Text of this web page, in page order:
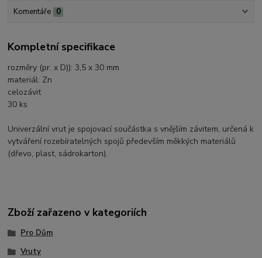
Komentáře 0
Kompletní specifikace
rozměry (pr. x D)): 3,5 x 30 mm
materiál: Zn
celozávit
30 ks
Univerzální vrut je spojovací součástka s vnějším závitem, určená k
vytváření rozebíratelných spojů především měkkých materiálů
(dřevo, plast, sádrokarton).
Zboží zařazeno v kategoriích
Pro Dům
Vruty